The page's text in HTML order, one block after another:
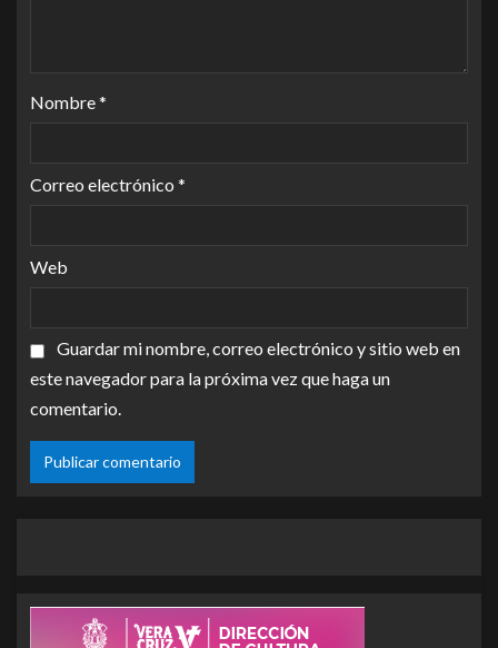
Nombre*
Correo electrónico *
Web
Guardar mi nombre, correo electrónico y sitio web en
este navegador para la próxima vez que haga un
comentario.